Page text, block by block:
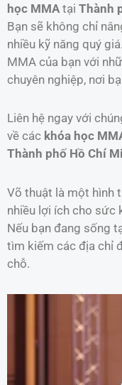
học MMA tại Thành
Bạn sẽ không chỉ
nhiều kỹ năng quý
MMA của bạn với
chuyên nghiệp, nơi
Liên hệ ngay với
về các khóa học
Thành phố Hồ Chí
Võ thuật là một hình
nhiều lợi ích cho sức
Nếu bạn đang sống
tìm kiếm các địa chỉ
chỗ.